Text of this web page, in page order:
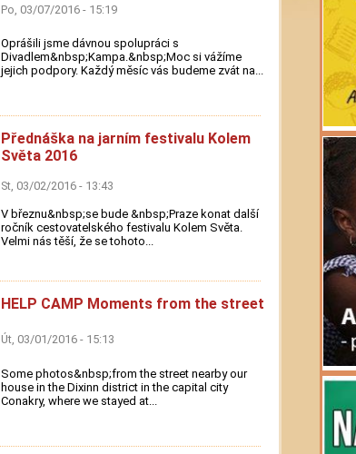
Po, 03/07/2016 - 15:19
Oprášili jsme dávnou spolupráci s
Divadlem&nbsp;Kampa.&nbsp;Moc si vážíme
jejich podpory. Každý měsíc vás budeme zvát na...
Přednáška na jarním festivalu Kolem
Světa 2016
St, 03/02/2016 - 13:43
V březnu&nbsp;se bude &nbsp;Praze konat další
ročník cestovatelského festivalu Kolem Světa.
Velmi nás těší, že se tohoto...
HELP CAMP Moments from the street
Út, 03/01/2016 - 15:13
Some photos&nbsp;from the street nearby our
house in the Dixinn district in the capital city
Conakry, where we stayed at...